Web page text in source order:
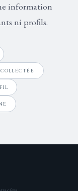
information
ni profils.
collectée